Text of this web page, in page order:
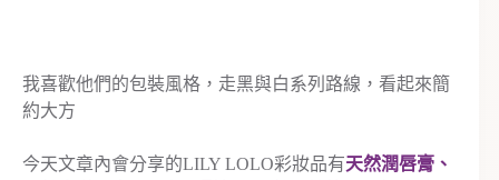
我喜歡他們的包裝風格，走黑與白系列路線，看起來簡
約大方
今天文章內會分享的LILY LOLO彩妝品有天然潤唇膏、